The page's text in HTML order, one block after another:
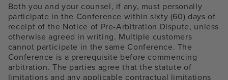
Both you and your counsel, if any, must personally
participate in the Conference within sixty (60) days of
receipt of the Notice of Pre-Arbitration Dispute, unless
otherwise agreed in writing. Multiple customers
cannot participate in the same Conference. The
Conference is a prerequisite before commencing
arbitration. The parties agree that the statute of
limitations and any applicable contractual limitations